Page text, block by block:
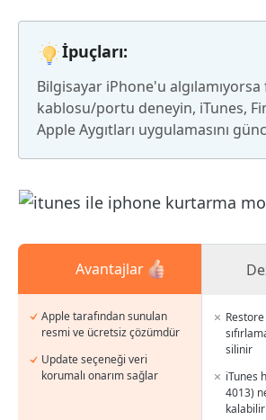
İpuçları:
Bilgisayar iPhone'u algılamıyorsa
kablosu/portu deneyin, iTunes,
Apple Aygıtları uygulamasını
Avantajlar
Apple tarafından sunulan
resmi ve ücretsiz çözümdür
Update seçeneği veri
korumalı onarım sağlar
silinir
iTunes
4013)
kalabilir